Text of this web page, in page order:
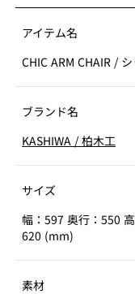
アイテム名
CHIC ARM CHAIR /
ブランド名
KASHIWA / 柏木工
サイズ
幅：597 奥行：550
620 (mm)
素材